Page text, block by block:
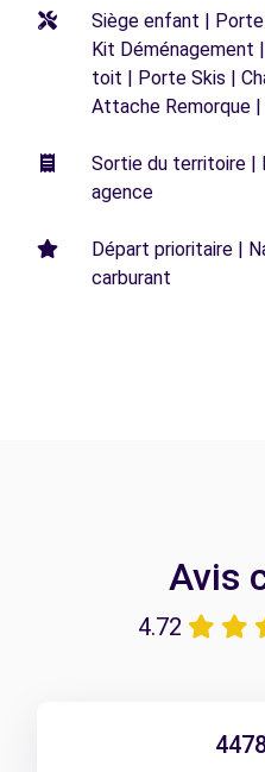
Siège enfant | Porte
Kit
toit | Porte Skis |
Attache Remorque |
Sortie du territoire |
agence
Départ prioritaire |
carburant
Avis
4.72